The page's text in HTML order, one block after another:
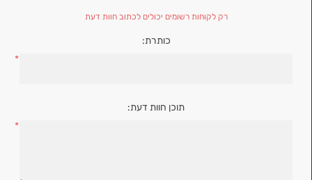
רק לקוחות רשומים יכולים לכתוב חוות דעת
כותרת:
*
תוכן חוות דעת:
*